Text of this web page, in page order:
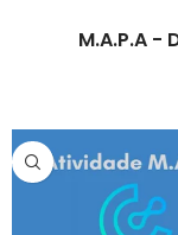
M.A.P.A -